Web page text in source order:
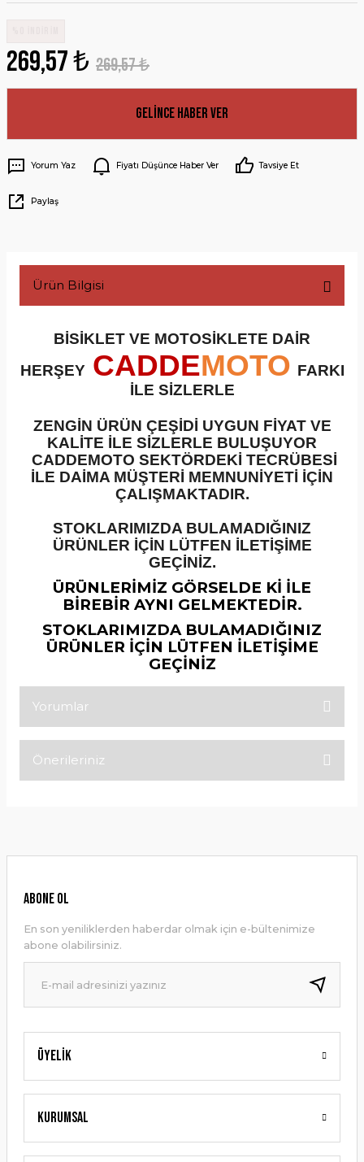
269,57 ₺ 269,57 ₺
Gelince Haber Ver
Yorum Yaz Fiyatı Düşünce Haber Ver Tavsiye Et
Paylaş
Ürün Bilgisi
BİSİKLET VE MOTOSİKLETE DAİR
HERŞEY CADDEMOTO FARKI
İLE SİZLERLE
ZENGİN ÜRÜN ÇEŞİDİ UYGUN FİYAT VE
KALİTE İLE SİZLERLE BULUŞUYOR
CADDEMOTO SEKTÖRDEKİ TECRÜBESİ
İLE DAİMA MÜŞTERİ MEMNUNİYETİ İÇİN
ÇALIŞMAKTADIR.
STOKLARIMIZDA BULAMADIĞINIZ
ÜRÜNLER İÇİN LÜTFEN İLETİŞİME
GEÇİNİZ.
ÜRÜNLERİMİZ GÖRSELDE Kİ İLE
BİREBİR AYNI GELMEKTEDİR.
STOKLARIMIZDA BULAMADIĞINIZ
ÜRÜNLER İÇİN LÜTFEN İLETİŞİME
GEÇİNİZ
Yorumlar
Önerileriniz
Ürün resmi kalitesiz, bozuk veya görüntülenemiyor.
Ürün bilgilerinde hatalar bulunuyor.
Ürün fiyatı diğer sitelerden daha pahalı.
Bu ürüne benzer farklı alternatifler olmalı.
Gönder
Üyelik
Kurumsal
ABONE OL
En son yeniliklerden haberdar olmak için e-bültenimize
abone olabilirsiniz.